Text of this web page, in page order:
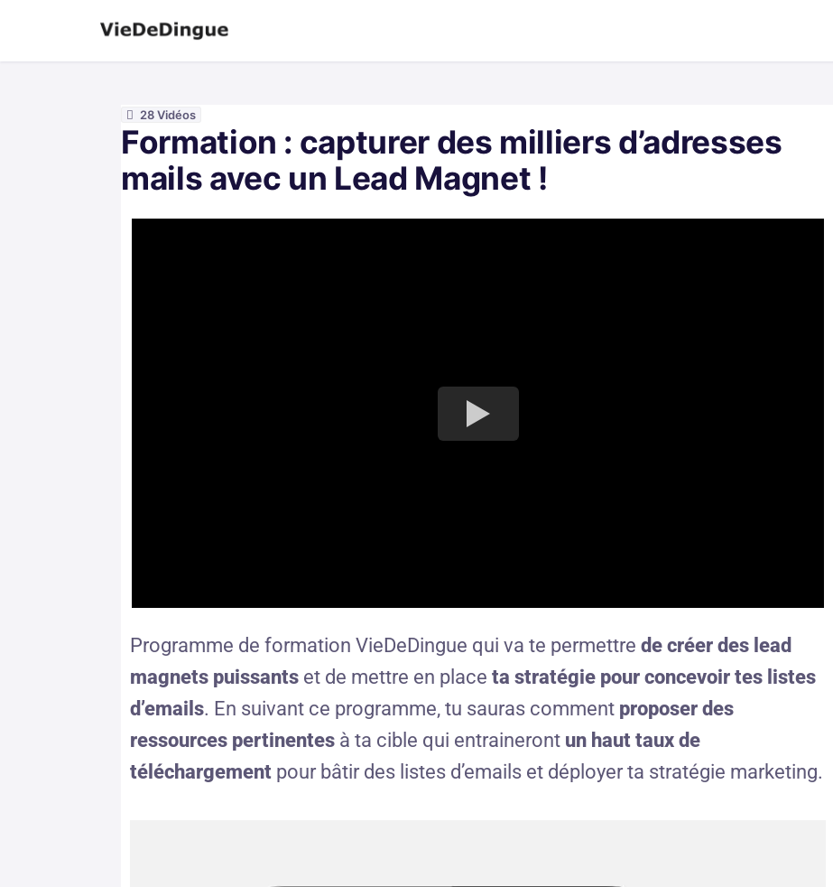
28 Vidéos
Formation : capturer des milliers d’adresses
mails avec un Lead Magnet !
Programme de formation VieDeDingue qui va te permettre de créer des lead
magnets puissants et de mettre en place ta stratégie pour concevoir tes listes
d’emails. En suivant ce programme, tu sauras comment proposer des
ressources pertinentes à ta cible qui entraineront un haut taux de
téléchargement pour bâtir des listes d’emails et déployer ta stratégie marketing.